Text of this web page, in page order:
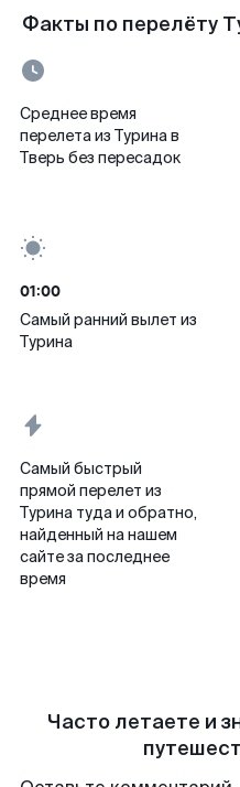
Факты по перелёту
Среднее время
перелета из Турина в
Тверь без пересадок
01:00
Самый ранний вылет из
Турина
Самый быстрый
прямой перелет из
Турина туда и обратно,
найденный на нашем
сайте за последнее
время
Часто летаете и